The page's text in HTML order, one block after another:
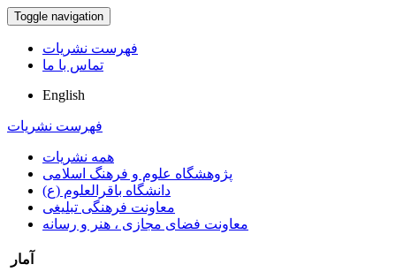
Toggle navigation
فهرست نشریات
تماس با ما
English
فهرست نشریات
همه نشریات
پژوهشگاه علوم و فرهنگ اسلامی
دانشگاه باقرالعلوم (ع)
معاونت فرهنگی تبلیغی
معاونت فضای مجازی ، هنر و رسانه
آمار